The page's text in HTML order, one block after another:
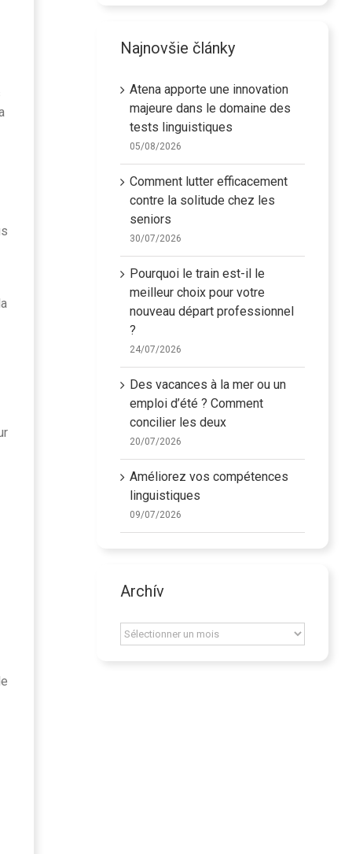
Najnovšie články
Atena apporte une innovation
majeure dans le domaine des
tests linguistiques
05/08/2026
Comment lutter efficacement
contre la solitude chez les
seniors
30/07/2026
Pourquoi le train est-il le
meilleur choix pour votre
nouveau départ professionnel
?
24/07/2026
Des vacances à la mer ou un
emploi d’été ? Comment
concilier les deux
20/07/2026
Améliorez vos compétences
linguistiques
09/07/2026
Archív
Archív